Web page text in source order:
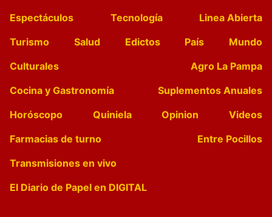
Espectáculos
Tecnología
Linea Abierta
Turismo
Salud Edictos País
Mundo
Culturales
Agro La Pampa
Cocina y Gastronomía
Suplementos Anuales
Horóscopo
Quiniela Opinion
Videos
Farmacias de turno
Entre Pocillos
Transmisiones en vivo
El Diario de Papel en DIGITAL